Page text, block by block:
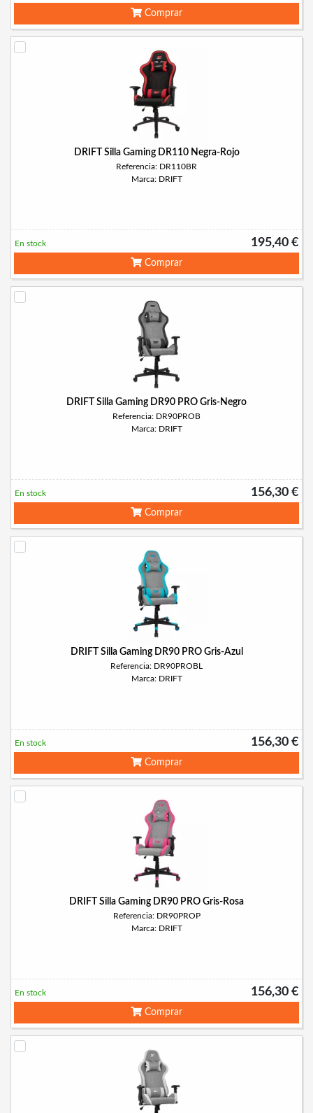
Comprar
DRIFT Silla Gaming DR110 Negra-Rojo
Referencia: DR110BR
Marca: DRIFT
195,40 €
En stock
Comprar
DRIFT Silla Gaming DR90 PRO Gris-Negro
Referencia: DR90PROB
Marca: DRIFT
156,30 €
En stock
Comprar
DRIFT Silla Gaming DR90 PRO Gris-Azul
Referencia: DR90PROBL
Marca: DRIFT
156,30 €
En stock
Comprar
DRIFT Silla Gaming DR90 PRO Gris-Rosa
Referencia: DR90PROP
Marca: DRIFT
156,30 €
En stock
Comprar